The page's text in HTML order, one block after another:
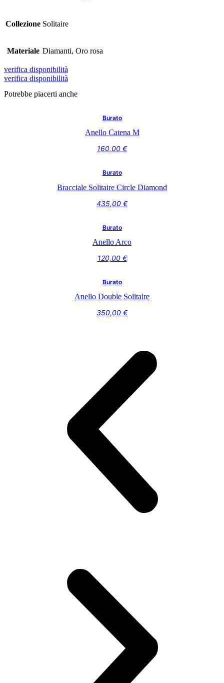
Collezione Solitaire
Materiale Diamanti, Oro rosa
verifica disponibilità
verifica disponibilità
Potrebbe piacerti anche
Burato
Anello Catena M
160,00 €
Burato
Bracciale Solitaire Circle Diamond
435,00 €
Burato
Anello Arco
120,00 €
Burato
Anello Double Solitaire
350,00 €